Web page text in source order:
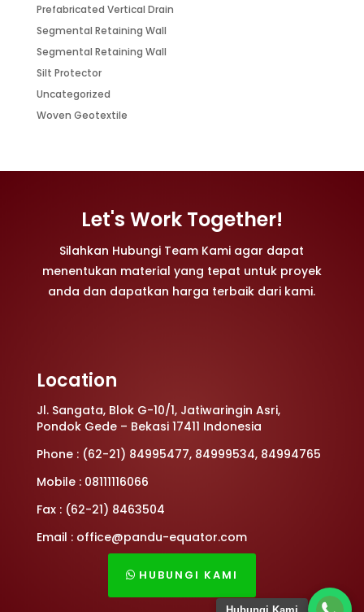
Prefabricated Vertical Drain
Segmental Retaining Wall
Segmental Retaining Wall
Silt Protector
Uncategorized
Woven Geotextile
Let's Work Together!
Silahkan Hubungi Team Kami agar dapat
menentukan material yang tepat untuk proyek
anda dan dapatkan harga terbaik dari kami.
Location
Jl. Sangata, Blok G-10/1, Jatiwaringin Asri,
Pondok Gede – Bekasi 17411 Indonesia
Phone : (62-21) 84995477, 84999534, 84994765
Mobile : 08111116066
Fax : (62-21) 8463504
Email : office@pandu-equator.com
HUBUNGI KAMI
Hubungi Kami